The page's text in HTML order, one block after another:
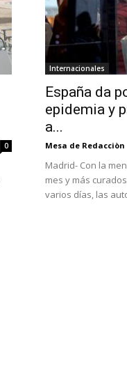
0
Internacionales
España da
epidemia y
a...
Mesa de Redacciòn
Madrid- Con la
mes y más
varios días, las